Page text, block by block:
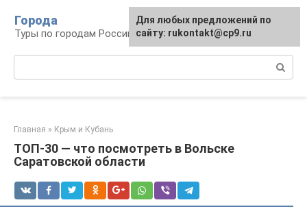
контенту
Города
Туры по городам Российской Федерации
Главная » Крым и Кубань
ТОП-30 — что посмотреть в Вольске
Саратовской области
Для любых предложений по
сайту: rukontakt@cp9.ru